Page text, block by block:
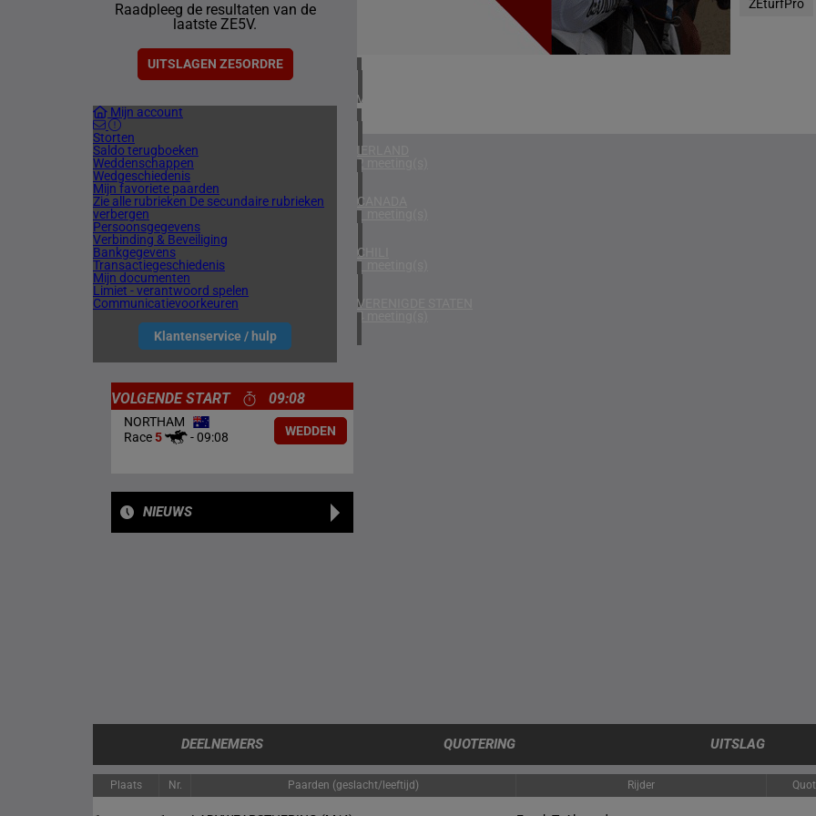
Raadpleeg de resultaten van de
laatste ZE5V.
UITSLAGEN ZE5ORDRE
Mijn account
Storten
Saldo terugboeken
Weddenschappen
Wedgeschiedenis
Mijn favoriete paarden
Zie alle rubrieken De secundaire rubrieken
verbergen
Persoonsgegevens
Verbinding & Beveiliging
Bankgegevens
Transactiegeschiedenis
Mijn documenten
Limiet - verantwoord spelen
Communicatievoorkeuren
Klantenservice / hulp
1 meeting(s)
VERENIGD KONINKRIJK
6 meeting(s)
IERLAND
2 meeting(s)
CANADA
1 meeting(s)
CHILI
1 meeting(s)
VERENIGDE STATEN
4 meeting(s)
ZEturfPro
VOLGENDE START 09:08
NORTHAM
Race5 -09:08 WEDDEN
NIEUWS
DEELNEMERS QUOTERING UITSLAG
Plaats Nr. Paarden (geslacht/leeftijd) Rijder